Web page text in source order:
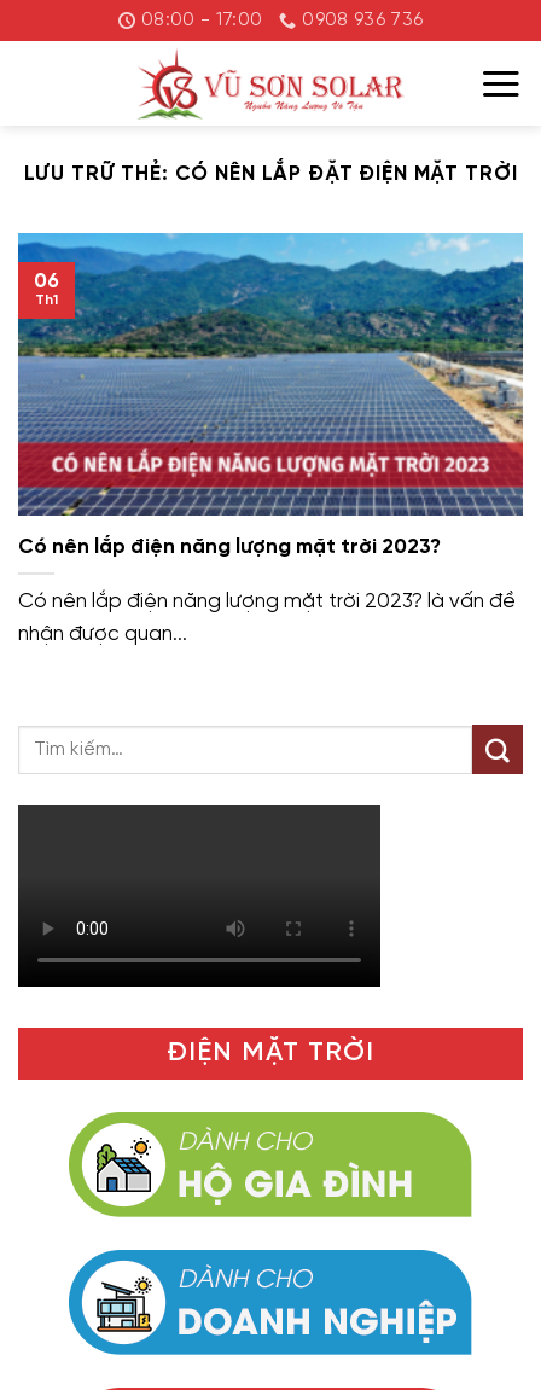
đến
08:00 - 17:00 0908 936 736
LƯU TRỮ THẺ: CÓ NÊN LẮP ĐẶT ĐIỆN MẶT TRỜI
Có nên lắp điện năng lượng mặt trời 2023?
Có nên lắp điện năng lượng mặt trời 2023? là vấn đề
nhận được quan...
06
Th1
ĐIỆN MẶT TRỜI